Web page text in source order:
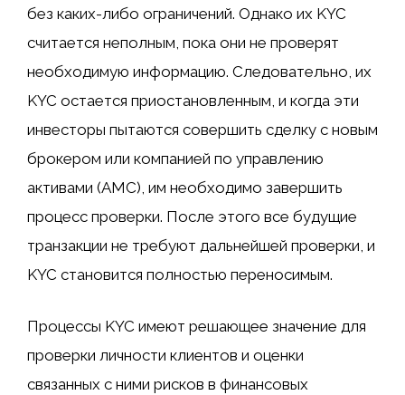
без каких-либо ограничений. Однако их KYC
считается неполным, пока они не проверят
необходимую информацию. Следовательно, их
KYC остается приостановленным, и когда эти
инвесторы пытаются совершить сделку с новым
брокером или компанией по управлению
активами (AMC), им необходимо завершить
процесс проверки. После этого все будущие
транзакции не требуют дальнейшей проверки, и
KYC становится полностью переносимым.
Процессы KYC имеют решающее значение для
проверки личности клиентов и оценки
связанных с ними рисков в финансовых